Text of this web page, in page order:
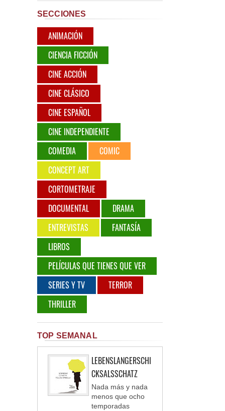
SECCIONES
ANIMACIÓN
CIENCIA FICCIÓN
CINE ACCIÓN
CINE CLÁSICO
CINE ESPAÑOL
CINE INDEPENDIENTE
COMEDIA
COMIC
CONCEPT ART
CORTOMETRAJE
DOCUMENTAL
DRAMA
ENTREVISTAS
FANTASÍA
LIBROS
PELÍCULAS QUE TIENES QUE VER
SERIES Y TV
TERROR
THRILLER
TOP SEMANAL
LEBENSLANGERSCHI
CKSALSSCHATZ
Nada más y nada
menos que ocho
temporadas